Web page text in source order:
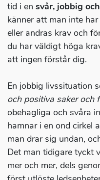
tid i en svår, jobbig
känner att man inte
eller andras krav och
du har väldigt höga
att ingen förstår dig.
En jobbig livssituation
och positiva saker och
obehagliga och svåra
hamnar i en ond cirkel
man drar sig undan,
Det man tidigare tyckt
mer och mer, dels